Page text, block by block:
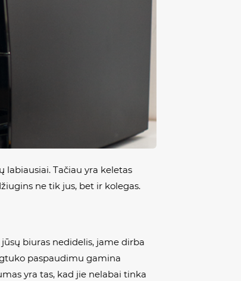
Tačiau yra keletas
ne tik jus, bet ir kolegas.
biuras nedidelis, jame dirba
paspaudimu gamina
yra tas, kad jie nelabai tinka